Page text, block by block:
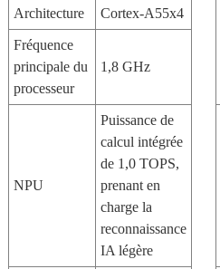
Architecture Cortex-A55x4
Fréquence
principale du
processeur
1,8 GHz
NPU
Puissance de
calcul intégrée
de 1,0 TOPS,
prenant en
charge la
reconnaissance
IA légère